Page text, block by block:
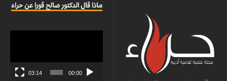
ماذا قال الدكتور صالح قورا عن حراء
00:00
03:14